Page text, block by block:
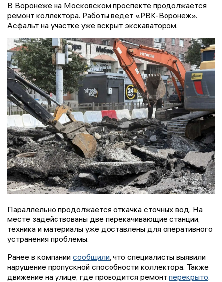
В Воронеже на Московском проспекте продолжается
ремонт коллектора. Работы ведет «РВК-Воронеж».
Асфальт на участке уже вскрыт экскаватором.
Параллельно продолжается откачка сточных вод. На
месте задействованы две перекачивающие станции,
техника и материалы уже доставлены для оперативного
устранения проблемы.
Ранее в компании сообщили , что специалисты выявили
нарушение пропускной способности коллектора. Также
движение на улице, где проводится ремонт перекрыто.